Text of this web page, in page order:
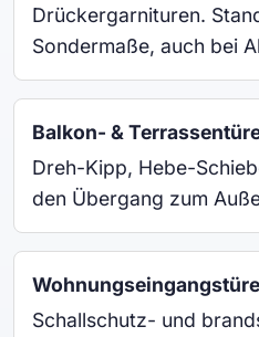
Drückergarnituren.
Sondermaße, auch bei
Balkon- &
Dreh-Kipp, Hebe-
den Übergang zum
Schallschutz- und